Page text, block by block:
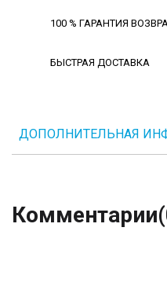
100 % ГАРАНТИЯ
БЫСТРАЯ ДОСТАВКА
ДОПОЛНИТЕЛЬНАЯ
Комментарии